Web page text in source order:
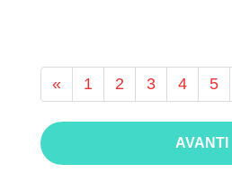
« 1 2 3 4 5
AVANTI